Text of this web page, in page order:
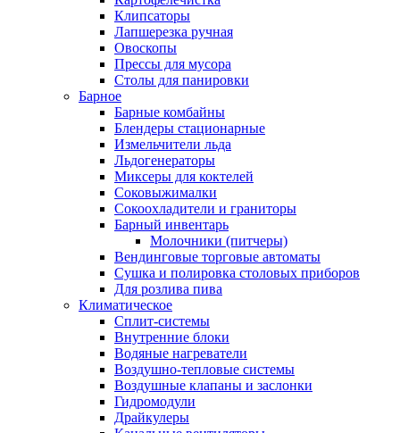
Клипсаторы
Лапшерезка ручная
Овоскопы
Прессы для мусора
Столы для панировки
Барное
Барные комбайны
Блендеры стационарные
Измельчители льда
Льдогенераторы
Миксеры для коктелей
Соковыжималки
Сокоохладители и граниторы
Барный инвентарь
Молочники (питчеры)
Вендинговые торговые автоматы
Сушка и полировка столовых приборов
Для розлива пива
Климатическое
Сплит-системы
Внутренние блоки
Водяные нагреватели
Воздушно-тепловые системы
Воздушные клапаны и заслонки
Гидромодули
Драйкулеры